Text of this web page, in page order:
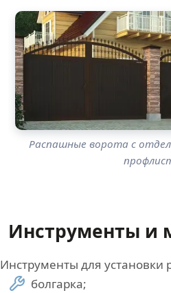
Распашные ворота с
Инструменты и
Инструменты для установки
болгарка;